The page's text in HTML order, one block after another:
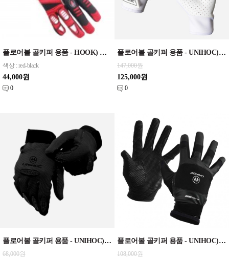
플로어볼 골키퍼 용품 - HOOK) 장갑
색상 : red-black
44,000원
0
플로어볼 골키퍼 용품 - UNIHOC) 장갑 EVOLAB silicone white
147,000원
125,000원
0
플로어볼 골키퍼 용품 - UNIHOC) 장갑 BLACKOUT
68,000원
플로어볼 골키퍼 용품 - UNIHOC) 장갑 SUPERGRIP
108,000원